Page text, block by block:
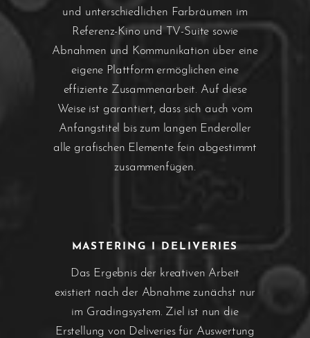
und unterschiedlichen Farbräumen im
Referenz-Kino und TV-Suite sowie
Abnahmen und Kommunikation über eine
eigene Plattform ermöglichen eine
effiziente Zusammenarbeit. Auf diese
Weise ist garantiert, dass sich auch vom
Anfangstitel bis zum langen Enderoller
alle grafischen Elemente fein abgestimmt
zusammenfügen.
MASTERING I DELIVERIES
Das Ergebnis der kreativen Arbeit
existiert nach der Abnahme zunächst nur
im Gradingsystem. Ziel ist nun die
Erstellung von Deliveries für Auswertung